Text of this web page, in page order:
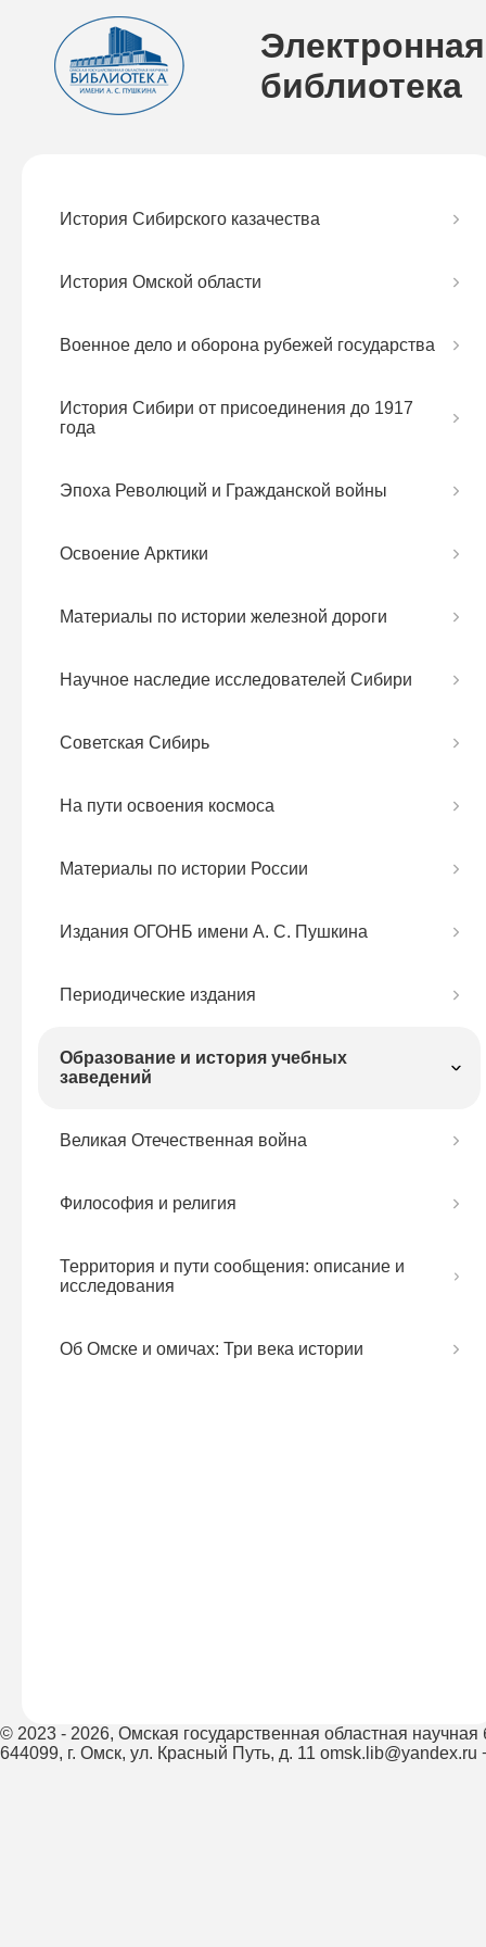
Электронная
библиотека
История Сибирского казачества
История Омской области
Военное дело и оборона рубежей государства
История Сибири от присоединения до 1917
года
Эпоха Революций и Гражданской войны
Освоение Арктики
Материалы по истории железной дороги
Научное наследие исследователей Сибири
Советская Сибирь
На пути освоения космоса
Материалы по истории России
Издания ОГОНБ имени А. С. Пушкина
Периодические издания
Образование и история учебных
заведений
Великая Отечественная война
Философия и религия
Территория и пути сообщения: описание и
исследования
Об Омске и омичах: Три века истории
© 2023 - 2026, Омская государственная областная
644099, г. Омск, ул. Красный Путь, д. 11 omsk.lib@yandex.ru